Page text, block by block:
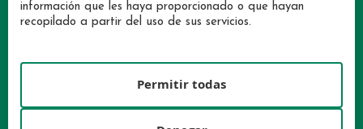
información que les haya proporcionado o que hayan
recopilado a partir del uso de sus servicios.
Permitir todas